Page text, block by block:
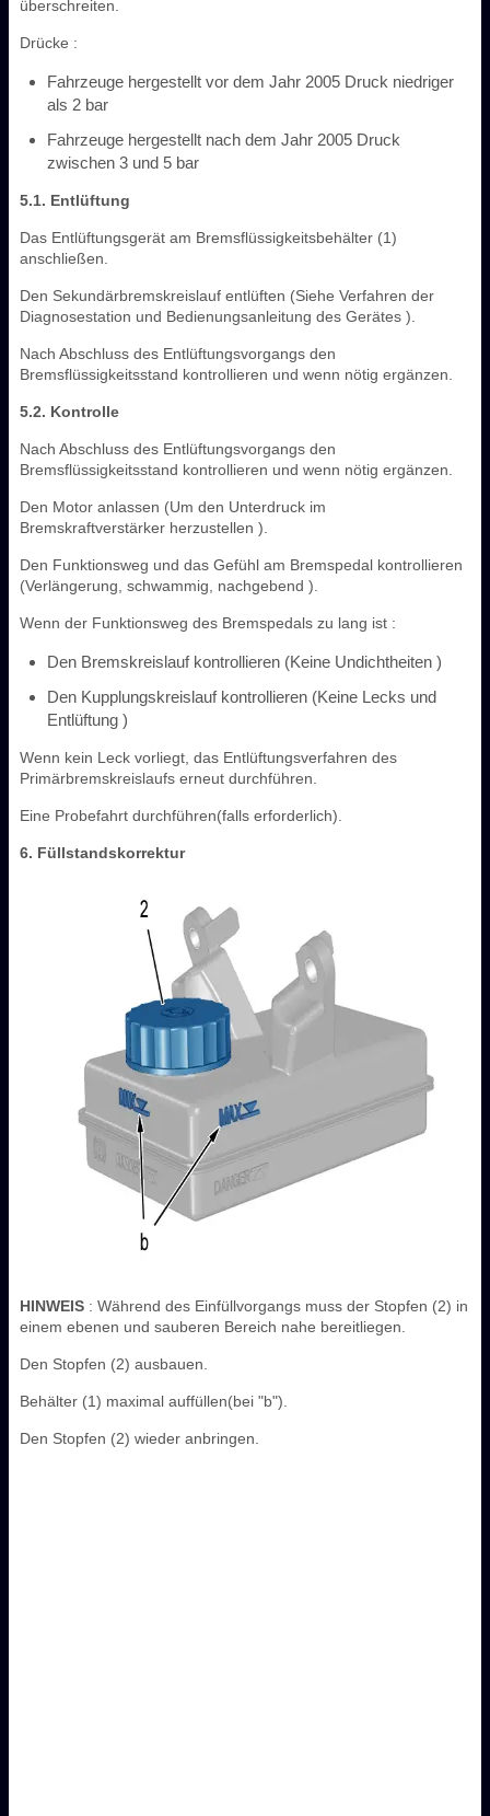
überschreiten.
Drücke :
Fahrzeuge hergestellt vor dem Jahr 2005 Druck niedriger
als 2 bar
Fahrzeuge hergestellt nach dem Jahr 2005 Druck
zwischen 3 und 5 bar
5.1. Entlüftung
Das Entlüftungsgerät am Bremsflüssigkeitsbehälter (1)
anschließen.
Den Sekundärbremskreislauf entlüften (Siehe Verfahren der
Diagnosestation und Bedienungsanleitung des Gerätes ).
Nach Abschluss des Entlüftungsvorgangs den
Bremsflüssigkeitsstand kontrollieren und wenn nötig ergänzen.
5.2. Kontrolle
Nach Abschluss des Entlüftungsvorgangs den
Bremsflüssigkeitsstand kontrollieren und wenn nötig ergänzen.
Den Motor anlassen (Um den Unterdruck im
Bremskraftverstärker herzustellen ).
Den Funktionsweg und das Gefühl am Bremspedal kontrollieren
(Verlängerung, schwammig, nachgebend ).
Wenn der Funktionsweg des Bremspedals zu lang ist :
Den Bremskreislauf kontrollieren (Keine Undichtheiten )
Den Kupplungskreislauf kontrollieren (Keine Lecks und
Entlüftung )
Wenn kein Leck vorliegt, das Entlüftungsverfahren des
Primärbremskreislaufs erneut durchführen.
Eine Probefahrt durchführen(falls erforderlich).
6. Füllstandskorrektur
HINWEIS : Während des Einfüllvorgangs muss der Stopfen (2) in
einem ebenen und sauberen Bereich nahe bereitliegen.
Den Stopfen (2) ausbauen.
Behälter (1) maximal auffüllen(bei "b").
Den Stopfen (2) wieder anbringen.